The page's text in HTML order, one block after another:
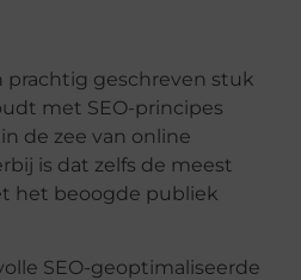
prachtig geschreven stuk
met SEO-principes
de zee van online
is dat zelfs de meest
het beoogde publiek
SEO-geoptimaliseerde